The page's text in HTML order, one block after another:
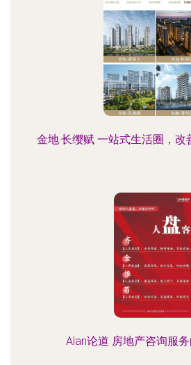
金地·长缨赋 一站式生活圈，
Alan论道 房地产咨询服